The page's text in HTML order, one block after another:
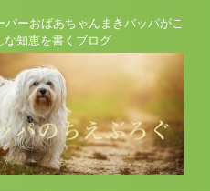
ーおばあちゃんまきバッパがこ
知恵を書くブログ